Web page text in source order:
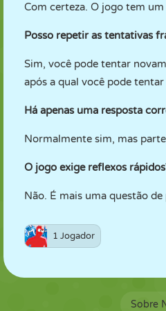
Com certeza. O jogo tem
Posso repetir as tentativas
Sim, você pode tentar
após a qual você pode
Há apenas uma resposta
Normalmente sim, mas
O jogo exige reflexos
Não. É mais uma questão
1 Jogador
Sobre